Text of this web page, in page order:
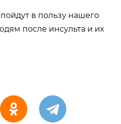
в пользу нашего
после инсульта и их